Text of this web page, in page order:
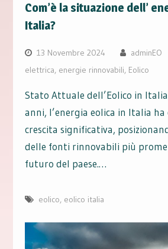
Com’è la situazione dell’
Italia?
13 Novembre 2024 adminEO
elettrica, energie rinnovabili, Eolico
Stato Attuale dell’Eolico in
anni, l’energia eolica in Italia ha
crescita significativa,
delle fonti rinnovabili più
futuro del paese.…
eolico, eolico italia